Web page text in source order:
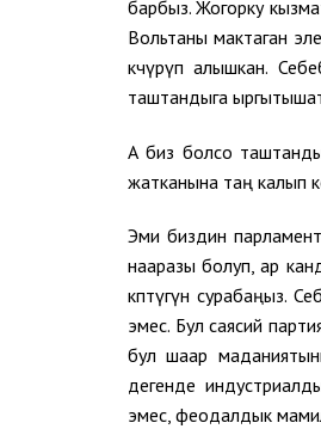
барбыз. Жогорку
Вольтаны мактаган
көчүрүп алышкан.
таштандыга
А биз болсо
жатканына таң калып
Эми биздин
нааразы болуп, ар
көптүгүн сурабаңыз.
эмес. Бул саясий
бул шаар
дегенде
эмес, феодалдык